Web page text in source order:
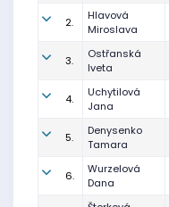
2.
Hlavová
Miroslava
3.
Ostřanská
Iveta
4.
Uchytilová
Jana
5.
Denysenko
Tamara
6.
Wurzelová
Dana